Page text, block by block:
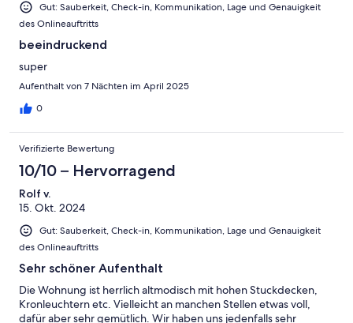
Gut: Sauberkeit, Check-in, Kommunikation, Lage und Genauigkeit
des Onlineauftritts
beeindruckend
super
Aufenthalt von 7 Nächten im April 2025
0
Verifizierte Bewertung
10/10 – Hervorragend
Rolf v.
15. Okt. 2024
Gut: Sauberkeit, Check-in, Kommunikation, Lage und Genauigkeit
des Onlineauftritts
Sehr schöner Aufenthalt
Die Wohnung ist herrlich altmodisch mit hohen Stuckdecken,
Kronleuchtern etc. Vielleicht an manchen Stellen etwas voll,
dafür aber sehr gemütlich. Wir haben uns jedenfalls sehr